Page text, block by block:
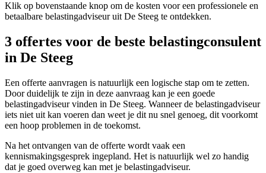
Klik op bovenstaande knop om de kosten voor een professionele en
betaalbare belastingadviseur uit De Steeg te ontdekken.
3 offertes voor de beste belastingconsulent
in De Steeg
Een offerte aanvragen is natuurlijk een logische stap om te zetten.
Door duidelijk te zijn in deze aanvraag kan je een goede
belastingadviseur vinden in De Steeg. Wanneer de belastingadviseur
iets niet uit kan voeren dan weet je dit nu snel genoeg, dit voorkomt
een hoop problemen in de toekomst.
Na het ontvangen van de offerte wordt vaak een
kennismakingsgesprek ingepland. Het is natuurlijk wel zo handig
dat je goed overweg kan met je belastingadviseur.